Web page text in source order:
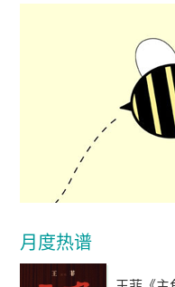
月度热谱